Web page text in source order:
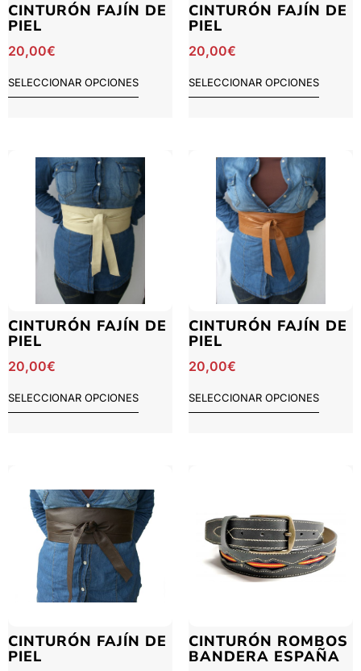
CINTURÓN FAJÍN DE
PIEL
20,00€
SELECCIONAR OPCIONES
CINTURÓN FAJÍN DE
PIEL
20,00€
SELECCIONAR OPCIONES
CINTURÓN FAJÍN DE
PIEL
20,00€
SELECCIONAR OPCIONES
CINTURÓN FAJÍN DE
PIEL
20,00€
SELECCIONAR OPCIONES
CINTURÓN FAJÍN DE
PIEL
CINTURÓN ROMBOS
BANDERA ESPAÑA